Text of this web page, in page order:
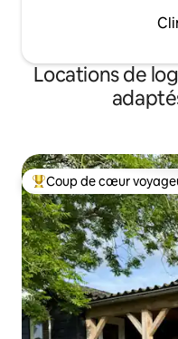
Locations de
Coups de cœur
Coup de cœur